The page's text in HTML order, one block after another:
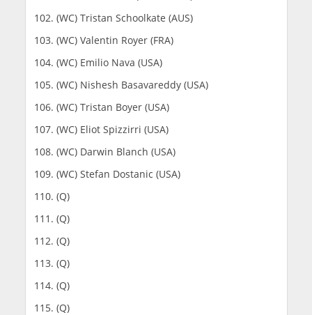
(WC) Tristan Schoolkate (AUS)
(WC) Valentin Royer (FRA)
(WC) Emilio Nava (USA)
(WC) Nishesh Basavareddy (USA)
(WC) Tristan Boyer (USA)
(WC) Eliot Spizzirri (USA)
(WC) Darwin Blanch (USA)
(WC) Stefan Dostanic (USA)
(Q)
(Q)
(Q)
(Q)
(Q)
(Q)